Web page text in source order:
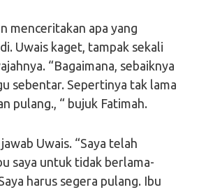
menceritakan apa yang
Uwais kaget, tampak sekali
“Bagaimana, sebaiknya
sebentar. Sepertinya tak lama
pulang., “ bujuk Fatimah.
Uwais. “Saya telah
saya untuk tidak berlama-
harus segera pulang. Ibu